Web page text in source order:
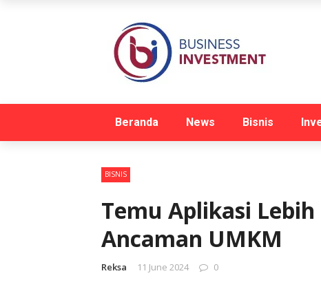
Beranda News Bisnis
BISNIS
Temu Aplikasi
Ancaman UMKM
Reksa 11 June 2024 0